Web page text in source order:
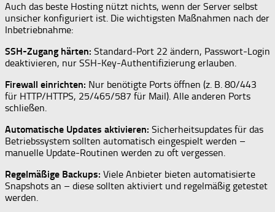
Auch das beste Hosting nützt nichts, wenn der Server selbst
unsicher konfiguriert ist. Die wichtigsten Maßnahmen nach der
Inbetriebnahme:
SSH-Zugang härten: Standard-Port 22 ändern, Passwort-Login
deaktivieren, nur SSH-Key-Authentifizierung erlauben.
Firewall einrichten: Nur benötigte Ports öffnen (z. B. 80/443
für HTTP/HTTPS, 25/465/587 für Mail). Alle anderen Ports
schließen.
Automatische Updates aktivieren: Sicherheitsupdates für das
Betriebssystem sollten automatisch eingespielt werden –
manuelle Update-Routinen werden zu oft vergessen.
Regelmäßige Backups: Viele Anbieter bieten automatisierte
Snapshots an – diese sollten aktiviert und regelmäßig getestet
werden.